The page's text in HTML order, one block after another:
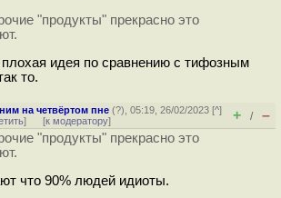
"продукты" прекрасно это
идея по сравнению с тифозным
то.
на четвёртом пне (?), 05:19, 26/02/2023 [^]
] [к модератору] + / –
"продукты" прекрасно это
что 90% людей идиоты.